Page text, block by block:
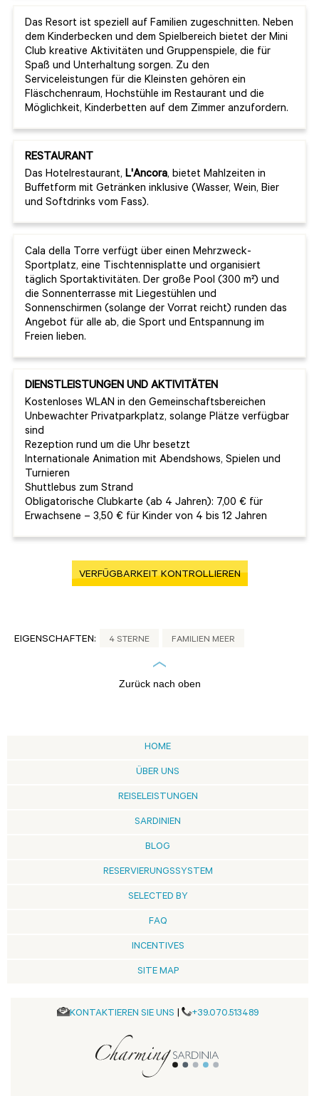
Das Resort ist speziell auf Familien zugeschnitten. Neben
dem Kinderbecken und dem Spielbereich bietet der Mini
Club kreative Aktivitäten und Gruppenspiele, die für
Spaß und Unterhaltung sorgen. Zu den
Serviceleistungen für die Kleinsten gehören ein
Fläschchenraum, Hochstühle im Restaurant und die
Möglichkeit, Kinderbetten auf dem Zimmer anzufordern.
RESTAURANT
Das Hotelrestaurant, L'Ancora, bietet Mahlzeiten in
Buffetform mit Getränken inklusive (Wasser, Wein, Bier
und Softdrinks vom Fass).
Cala della Torre verfügt über einen Mehrzweck-
Sportplatz, eine Tischtennisplatte und organisiert
täglich Sportaktivitäten. Der große Pool (300 m²) und
die Sonnenterrasse mit Liegestühlen und
Sonnenschirmen (solange der Vorrat reicht) runden das
Angebot für alle ab, die Sport und Entspannung im
Freien lieben.
DIENSTLEISTUNGEN UND AKTIVITÄTEN
Kostenloses WLAN in den Gemeinschaftsbereichen
Unbewachter Privatparkplatz, solange Plätze verfügbar
sind
Rezeption rund um die Uhr besetzt
Internationale Animation mit Abendshows, Spielen und
Turnieren
Shuttlebus zum Strand
Obligatorische Clubkarte (ab 4 Jahren): 7,00 € für
Erwachsene – 3,50 € für Kinder von 4 bis 12 Jahren
VERFÜGBARKEIT KONTROLLIEREN
EIGENSCHAFTEN: 4 STERNE FAMILIEN MEER
Zurück nach oben
HOME
ÜBER UNS
REISELEISTUNGEN
SARDINIEN
BLOG
RESERVIERUNGSSYSTEM
SELECTED BY
FAQ
INCENTIVES
SITE MAP
KONTAKTIEREN SIE UNS +39.070.513489